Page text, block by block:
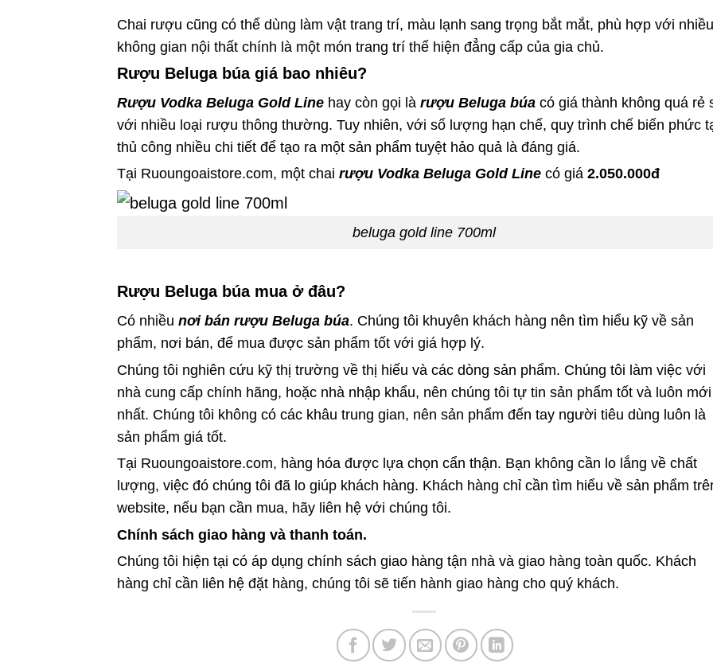
Chai rượu cũng có thể dùng làm vật trang trí, màu lạnh sang trọng bắt mắt, phù hợp với nhiều
không gian nội thất chính là một món trang trí thể hiện đẳng cấp của gia chủ.
Rượu Beluga búa giá bao nhiêu?
Rượu Vodka Beluga Gold Line hay còn gọi là rượu Beluga búa có giá thành không quá rẻ
với nhiều loại rượu thông thường. Tuy nhiên, với số lượng hạn chế, quy trình chế biến phức
thủ công nhiều chi tiết để tạo ra một sản phẩm tuyệt hảo quả là đáng giá.
Tại Ruoungoaistore.com, một chai rượu Vodka Beluga Gold Line có giá 2.050.000đ
beluga gold line 700ml
Rượu Beluga búa mua ở đâu?
Có nhiều nơi bán rượu Beluga búa. Chúng tôi khuyên khách hàng nên tìm hiểu kỹ về sản
phẩm, nơi bán, để mua được sản phẩm tốt với giá hợp lý.
Chúng tôi nghiên cứu kỹ thị trường về thị hiếu và các dòng sản phẩm. Chúng tôi làm việc với
nhà cung cấp chính hãng, hoặc nhà nhập khẩu, nên chúng tôi tự tin sản phẩm tốt và luôn mới
nhất. Chúng tôi không có các khâu trung gian, nên sản phẩm đến tay người tiêu dùng luôn là
sản phẩm giá tốt.
Tại Ruoungoaistore.com, hàng hóa được lựa chọn cẩn thận. Bạn không cần lo lắng về chất
lượng, việc đó chúng tôi đã lo giúp khách hàng. Khách hàng chỉ cần tìm hiểu về sản phẩm
website, nếu bạn cần mua, hãy liên hệ với chúng tôi.
Chính sách giao hàng và thanh toán.
Chúng tôi hiện tại có áp dụng chính sách giao hàng tận nhà và giao hàng toàn quốc. Khách
hàng chỉ cần liên hệ đặt hàng, chúng tôi sẽ tiến hành giao hàng cho quý khách.